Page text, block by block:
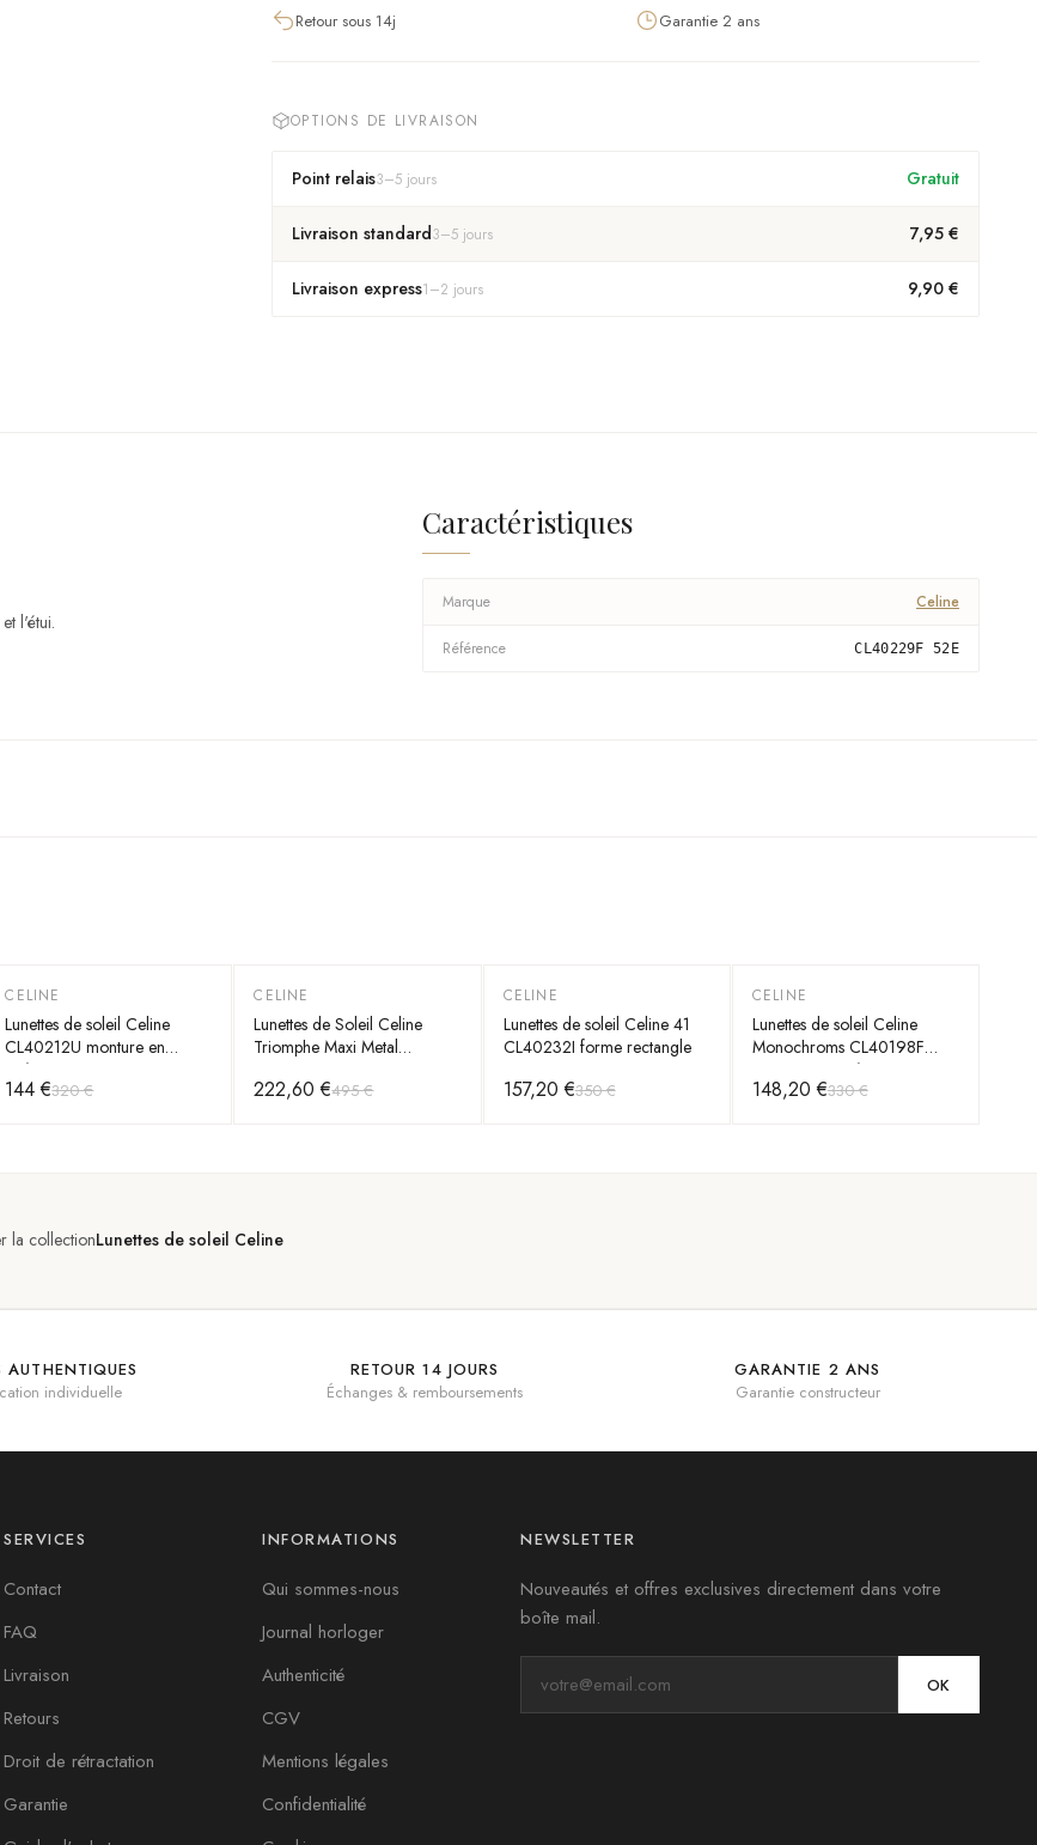
Retour sous 14j
Garantie 2 ans
OPTIONS DE LIVRAISON
Point relais3–5 jours Gratuit
Livraison standard3–5 jours 7,95 €
Livraison express1–2 jours 9,90 €
l'étui.
Caractéristiques
Marque Celine
Référence CL40229F 52E
-55 %
CELINE
Lunettes de soleil Celine
CL40212U monture en
acétate
144 €320 €
-55 %
CELINE
Lunettes de Soleil Celine
Triomphe Maxi Metal
222,60 €495 €
-55 %
CELINE
Lunettes de soleil Celine 41
CL40232I forme rectangle
157,20 €350 €
-55 %
CELINE
Lunettes de soleil Celine
Monochroms CL40198F
monture en acétate
148,20 €330 €
la collectionLunettes de soleil Celine
AUTHENTIQUES
individuelle
RETOUR 14 JOURS
Échanges & remboursements
GARANTIE 2 ANS
Garantie constructeur
SERVICES
Contact
FAQ
Livraison
Retours
Droit de rétractation
Garantie
INFORMATIONS
Qui sommes-nous
Journal horloger
Authenticité
CGV
Mentions légales
Confidentialité
NEWSLETTER
Nouveautés et offres exclusives directement dans votre
boîte mail.
OK